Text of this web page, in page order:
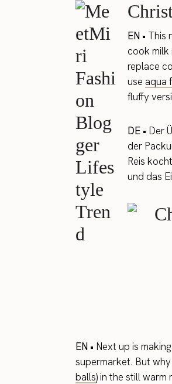
EN • This
cook milk
replace
use aqua
fluffy
DE • Der
der
Reis
und das
EN • Next up is
supermarket. But
balls) in the still